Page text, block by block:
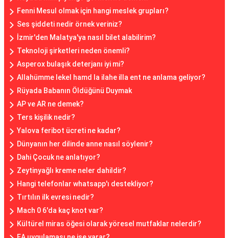
Fenni Mesul olmak için hangi meslek grupları?
Ses şiddeti nedir örnek veriniz?
İzmir'den Malatya'ya nasıl bilet alabilirim?
Teknoloji şirketleri neden önemli?
Asperox bulaşık deterjanı iyi mi?
Allahümme lekel hamd la ilahe illa ent ne anlama geliyor?
Rüyada Babanın Öldüğünü Duymak
AP ve AR ne demek?
Ters kişilik nedir?
Yalova feribot ücreti ne kadar?
Dünyanın her dilinde anne nasıl söylenir?
Dahi Çocuk ne anlatıyor?
Zeytinyağlı kreme neler dahildir?
Hangi telefonlar whatsapp'ı destekliyor?
Tırtılın ilk evresi nedir?
Mach 0 6'da kaç knot var?
Kültürel miras öğesi olarak yöresel mutfaklar nelerdir?